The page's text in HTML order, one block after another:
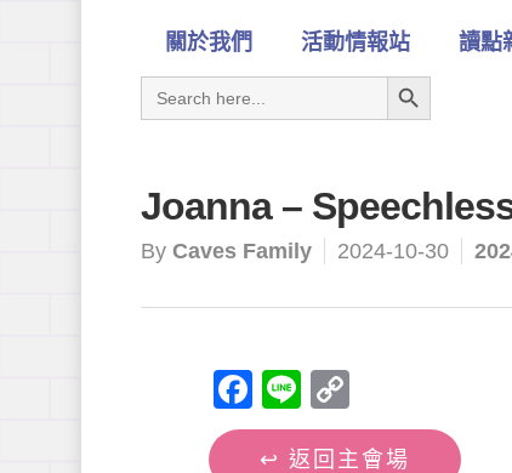
關於我們 活動情報站 讀點
for:
Search Button
Joanna –
By Caves Family 2024-10-30
Facebook
Line
Link
↩︎ 返回主會場